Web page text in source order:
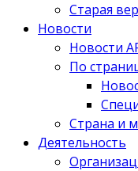
Старая
Новости
Новости
По
Страна и
Деятельность